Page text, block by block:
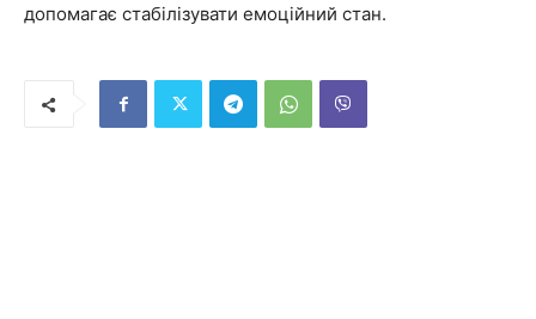
допомагає стабілізувати емоційний стан.